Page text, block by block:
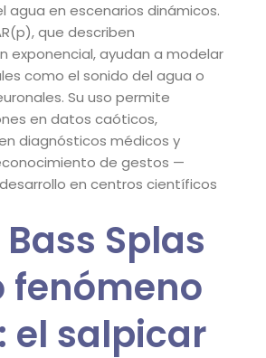
agua en escenarios dinámicos.
que describen
exponencial, ayudan a modelar
como el sonido del agua o
Su uso permite
en datos caóticos,
diagnósticos médicos y
de gestos —
en centros científicos
Splas
fenómeno
el salpicar